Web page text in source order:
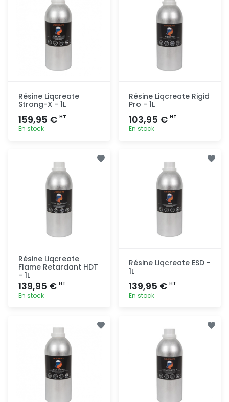
Résine Liqcreate
Strong-X - 1L
159,95 € HT
En stock
rapide
Résine Liqcreate Rigid
Pro - 1L
103,95 € HT
En stock
rapide
Résine Liqcreate
Flame Retardant HDT
- 1L
139,95 € HT
En stock
rapide
Résine Liqcreate ESD -
1L
139,95 € HT
En stock
rapide